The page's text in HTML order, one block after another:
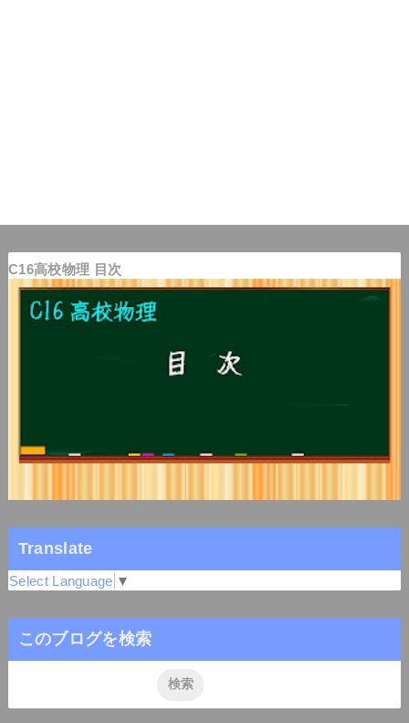
C16高校物理 目次
Translate
Select Language ▼
このブログを検索